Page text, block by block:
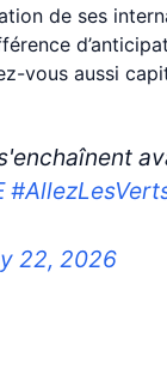
de ses
vous aussi
22, 2026